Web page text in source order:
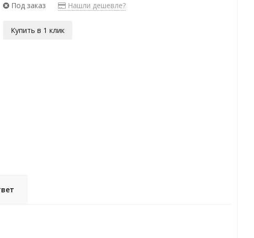
Под заказ Нашли дешевле?
Купить в 1 клик